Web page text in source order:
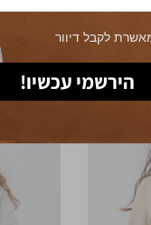
LIKE
30% OFF
לקבל דיוור
הירשמי עכשיו!